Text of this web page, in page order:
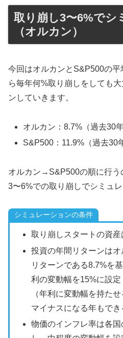
取り崩し3〜6%でシ
（オルカン）
今回はオルカンとS&P500の
ら毎年何%取り崩しをしても
ンしていきます。
オルカン：8.7%（過去30年
S&P500：11.9%（過去30
オルカン→S&P500の順に行う
3〜6%での取り崩しでシミュ
シミュレーションの条件
取り崩しスタートの資産
投資の年間リターンは
リターンである8.7%を
利の変動幅を15%に設定
（年利に変動幅を持た
マイナスになる年もでき
物価のインフレ率は各